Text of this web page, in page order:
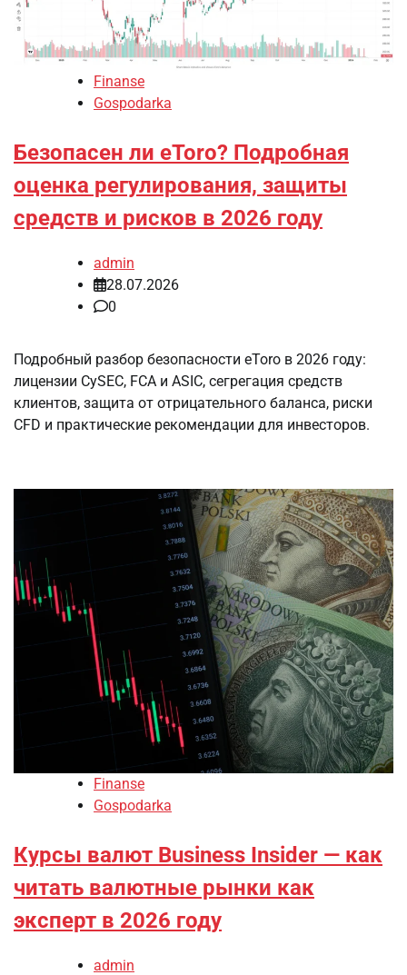
Finanse
Gospodarka
Безопасен ли eToro? Подробная
оценка регулирования, защиты
средств и рисков в 2026 году
admin
28.07.2026
0
Подробный разбор безопасности eToro в 2026 году:
лицензии CySEC, FCA и ASIC, сегрегация средств
клиентов, защита от отрицательного баланса, риски
CFD и практические рекомендации для инвесторов.
Finanse
Gospodarka
Курсы валют Business Insider — как
читать валютные рынки как
эксперт в 2026 году
admin